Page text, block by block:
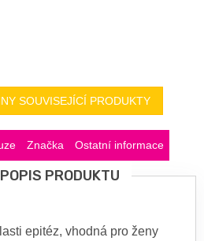
SOUVISEJÍCÍ PRODUKTY
Značka Ostatní informace
PRODUKTU
epitéz, vhodná pro ženy